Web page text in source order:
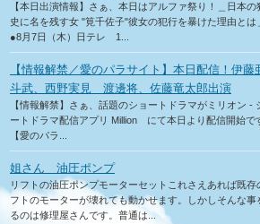
【本日出演情報】さぁ、本日はアルファ祭り！＿日本の
史に名を残す女 "筧千佐子"彼女の犯行を暴けた理由とは＿
●8月7日（木）日テレ 1...
【情報解禁／愛のパラサイト】本日配信！伊藤
斗武、西野実見 渡邊将、佐藤竜太郎出演
【情報解禁】さぁ、話題のショートドラマがミリオン -
ートドラマ配信アプリ Million にて本日より配信開始で
【愛のパラ...
姐さん 油圧ポンプ
リフトの油圧ポンプモーターセットこれさえあれば既存
フトのモーターが壊れても動かせます。しかしそんな事
るのは修理屋さんです。普通は...